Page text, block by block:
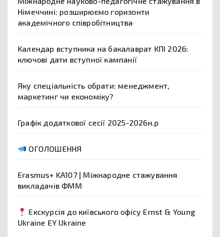
Німеччині: розширюємо горизонти
академічного співробітництва
Календар вступника на бакалаврат КПІ 2026:
ключові дати вступної кампанії
Яку спеціальність обрати: менеджмент,
маркетинг чи економіку?
Графік додаткової сесії 2025-2026н.р
ОГОЛОШЕННЯ
Erasmus+ KA107 | Міжнародне стажування
викладачів ФММ
Екскурсія до київського офісу Ernst & Young
Ukraine EY Ukraine